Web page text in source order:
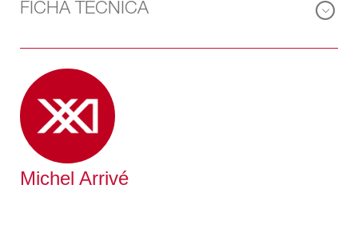
FICHA TÉCNICA
Michel Arrivé